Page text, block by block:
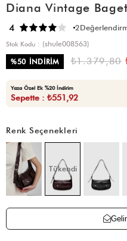
Diana Vintage
4 2
Stok Kodu
(shule008563)
%50 İNDIRIM ₺1.379,80
Yaza Özel Ek %20 İndirim
Sepette : ₺551,92
Renk Seçenekleri
Tükendi